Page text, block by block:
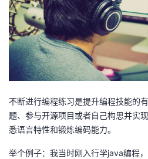
不断进行编程练习是提升编程技能的
题、参与开源项目或者自己构思并实
悉语言特性和锻炼编码能力。
举个例子：我当时刚入行学java编程